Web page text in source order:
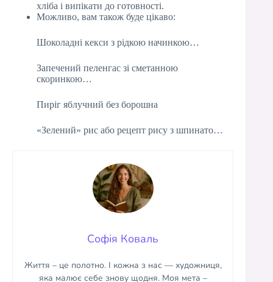
хліба і випікати до готовності.
Можливо, вам також буде цікаво:
Шоколадні кекси з рідкою начинкою…
Запечений пеленгас зі сметанною
скоринкою…
Пиріг яблучний без борошна
«Зелений» рис або рецепт рису з шпинато…
Софія Коваль
Життя – це полотно. І кожна з нас — художниця,
яка малює себе знову щодня. Моя мета –